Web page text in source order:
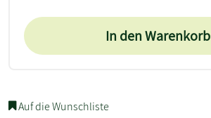
In den Warenkorb
Auf die Wunschliste